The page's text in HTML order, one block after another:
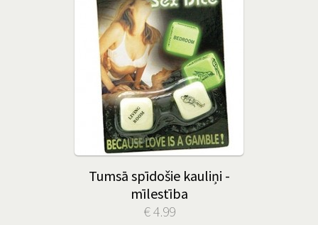
Tumsā spīdošie kauliņi -
mīlestība
€ 4.99